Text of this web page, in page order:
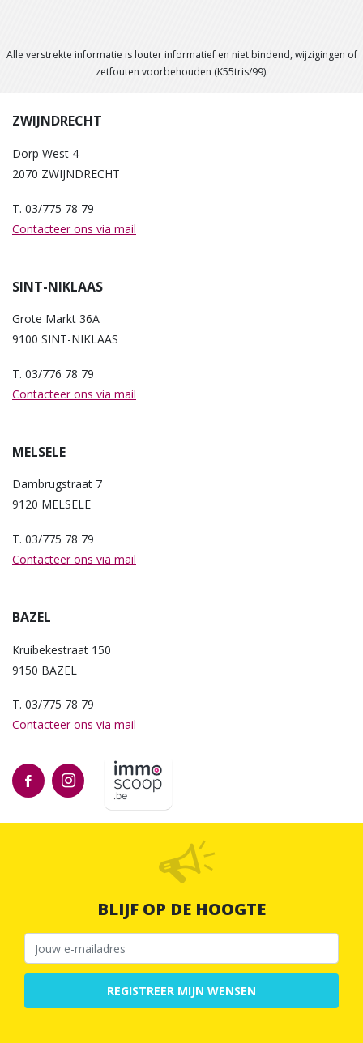
Alle verstrekte informatie is louter informatief en niet bindend, wijzigingen of
zetfouten voorbehouden (K55tris/99).
ZWIJNDRECHT
Dorp West 4
2070 ZWIJNDRECHT
T. 03/775 78 79
Contacteer ons via mail
SINT-NIKLAAS
Grote Markt 36A
9100 SINT-NIKLAAS
T. 03/776 78 79
Contacteer ons via mail
MELSELE
Dambrugstraat 7
9120 MELSELE
T. 03/775 78 79
Contacteer ons via mail
BAZEL
Kruibekestraat 150
9150 BAZEL
T. 03/775 78 79
Contacteer ons via mail
BLIJF OP DE HOOGTE
REGISTREER MIJN WENSEN